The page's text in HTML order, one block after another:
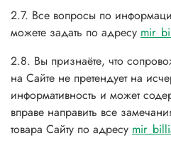
2.7. Все вопросы по
можете задать по адресу
2.8. Вы признаёте, что
на Сайте не претендует на
информативность и может
вправе направить все
товара Сайту по адресу